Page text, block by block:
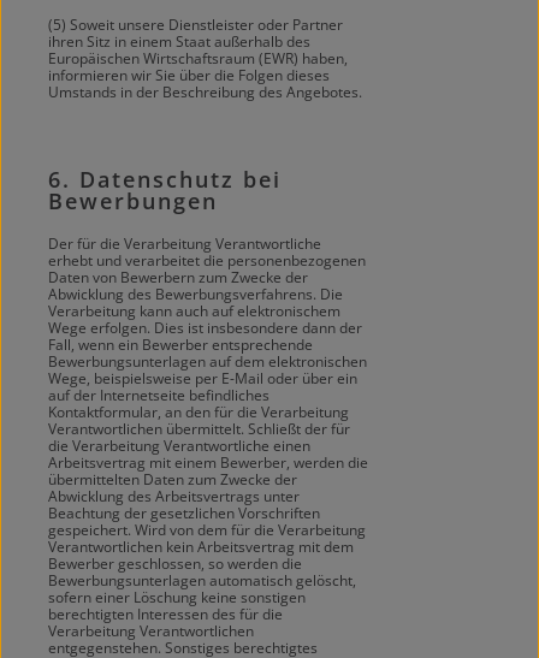
(5) Soweit unsere Dienstleister oder Partner
ihren Sitz in einem Staat außerhalb des
Europäischen Wirtschaftsraum (EWR) haben,
informieren wir Sie über die Folgen dieses
Umstands in der Beschreibung des Angebotes.
6. Datenschutz bei
Bewerbungen
Der für die Verarbeitung Verantwortliche
erhebt und verarbeitet die personenbezogenen
Daten von Bewerbern zum Zwecke der
Abwicklung des Bewerbungsverfahrens. Die
Verarbeitung kann auch auf elektronischem
Wege erfolgen. Dies ist insbesondere dann der
Fall, wenn ein Bewerber entsprechende
Bewerbungsunterlagen auf dem elektronischen
Wege, beispielsweise per E-Mail oder über ein
auf der Internetseite befindliches
Kontaktformular, an den für die Verarbeitung
Verantwortlichen übermittelt. Schließt der für
die Verarbeitung Verantwortliche einen
Arbeitsvertrag mit einem Bewerber, werden die
übermittelten Daten zum Zwecke der
Abwicklung des Arbeitsvertrags unter
Beachtung der gesetzlichen Vorschriften
gespeichert. Wird von dem für die Verarbeitung
Verantwortlichen kein Arbeitsvertrag mit dem
Bewerber geschlossen, so werden die
Bewerbungsunterlagen automatisch gelöscht,
sofern einer Löschung keine sonstigen
berechtigten Interessen des für die
Verarbeitung Verantwortlichen
entgegenstehen. Sonstiges berechtigtes